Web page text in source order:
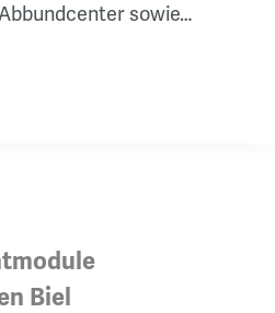
sowie…
Biel